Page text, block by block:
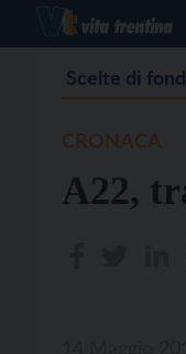
Scelte di
A22,